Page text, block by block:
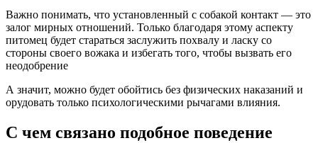
Важно понимать, что установленный с собакой контакт — это
залог мирных отношений. Только благодаря этому аспекту
питомец будет стараться заслужить похвалу и ласку со
стороны своего вожака и избегать того, чтобы вызвать его
неодобрение
А значит, можно будет обойтись без физических наказаний и
орудовать только психологическими рычагами влияния.
С чем связано подобное поведение